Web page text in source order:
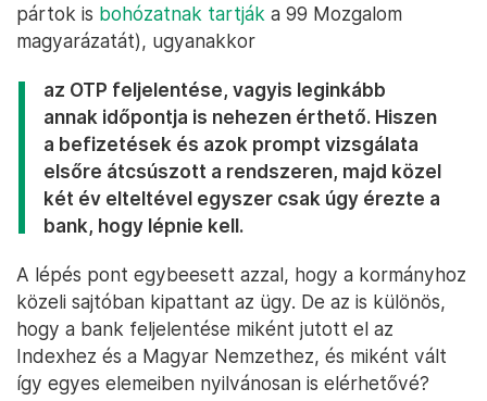
pártok is bohózatnak tartják a 99 Mozgalom
magyarázatát), ugyanakkor
az OTP feljelentése, vagyis leginkább
annak időpontja is nehezen érthető. Hiszen
a befizetések és azok prompt vizsgálata
elsőre átcsúszott a rendszeren, majd közel
két év elteltével egyszer csak úgy érezte a
bank, hogy lépnie kell.
A lépés pont egybeesett azzal, hogy a kormányhoz
közeli sajtóban kipattant az ügy. De az is különös,
hogy a bank feljelentése miként jutott el az
Indexhez és a Magyar Nemzethez, és miként vált
így egyes elemeiben nyilvánosan is elérhetővé?